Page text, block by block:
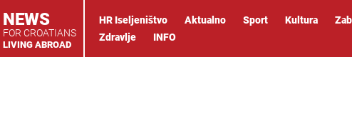
NEWS
FOR CROATIANS
LIVING ABROAD
HR Iseljeništvo Aktualno Sport Kultura
Zdravlje
INFO